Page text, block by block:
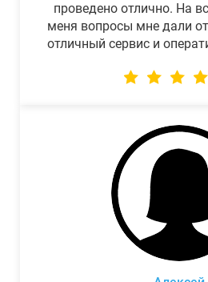
проведено отлично. На
меня вопросы мне дали
отличный сервис и